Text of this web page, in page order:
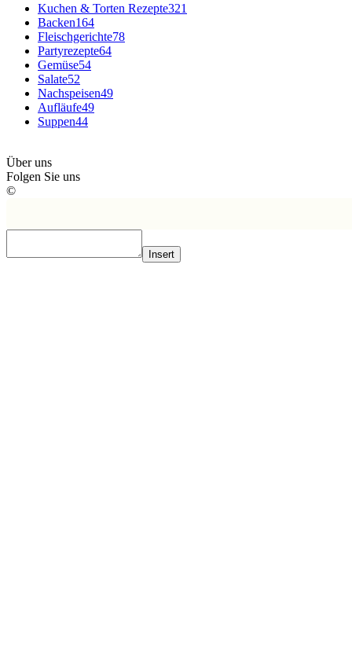
Kuchen & Torten Rezepte321
Backen164
Fleischgerichte78
Partyrezepte64
Gemüse54
Salate52
Nachspeisen49
Aufläufe49
Suppen44
Über uns
Folgen Sie uns
©
Insert